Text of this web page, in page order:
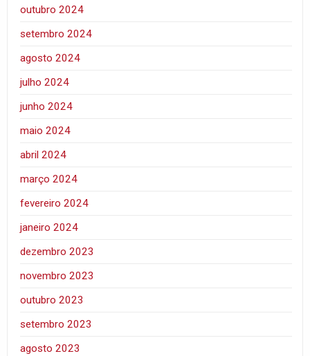
outubro 2024
setembro 2024
agosto 2024
julho 2024
junho 2024
maio 2024
abril 2024
março 2024
fevereiro 2024
janeiro 2024
dezembro 2023
novembro 2023
outubro 2023
setembro 2023
agosto 2023